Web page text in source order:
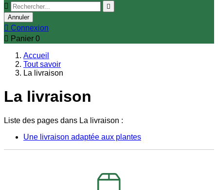


Annuler
 Connexion
 Panier 0
Accueil
Tout savoir
La livraison
La livraison
Liste des pages dans La livraison :
Une livraison adaptée aux plantes